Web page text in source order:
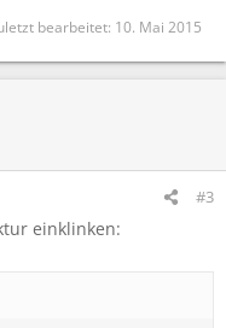
bearbeitet: 10. Mai 2015
#3
einklinken: